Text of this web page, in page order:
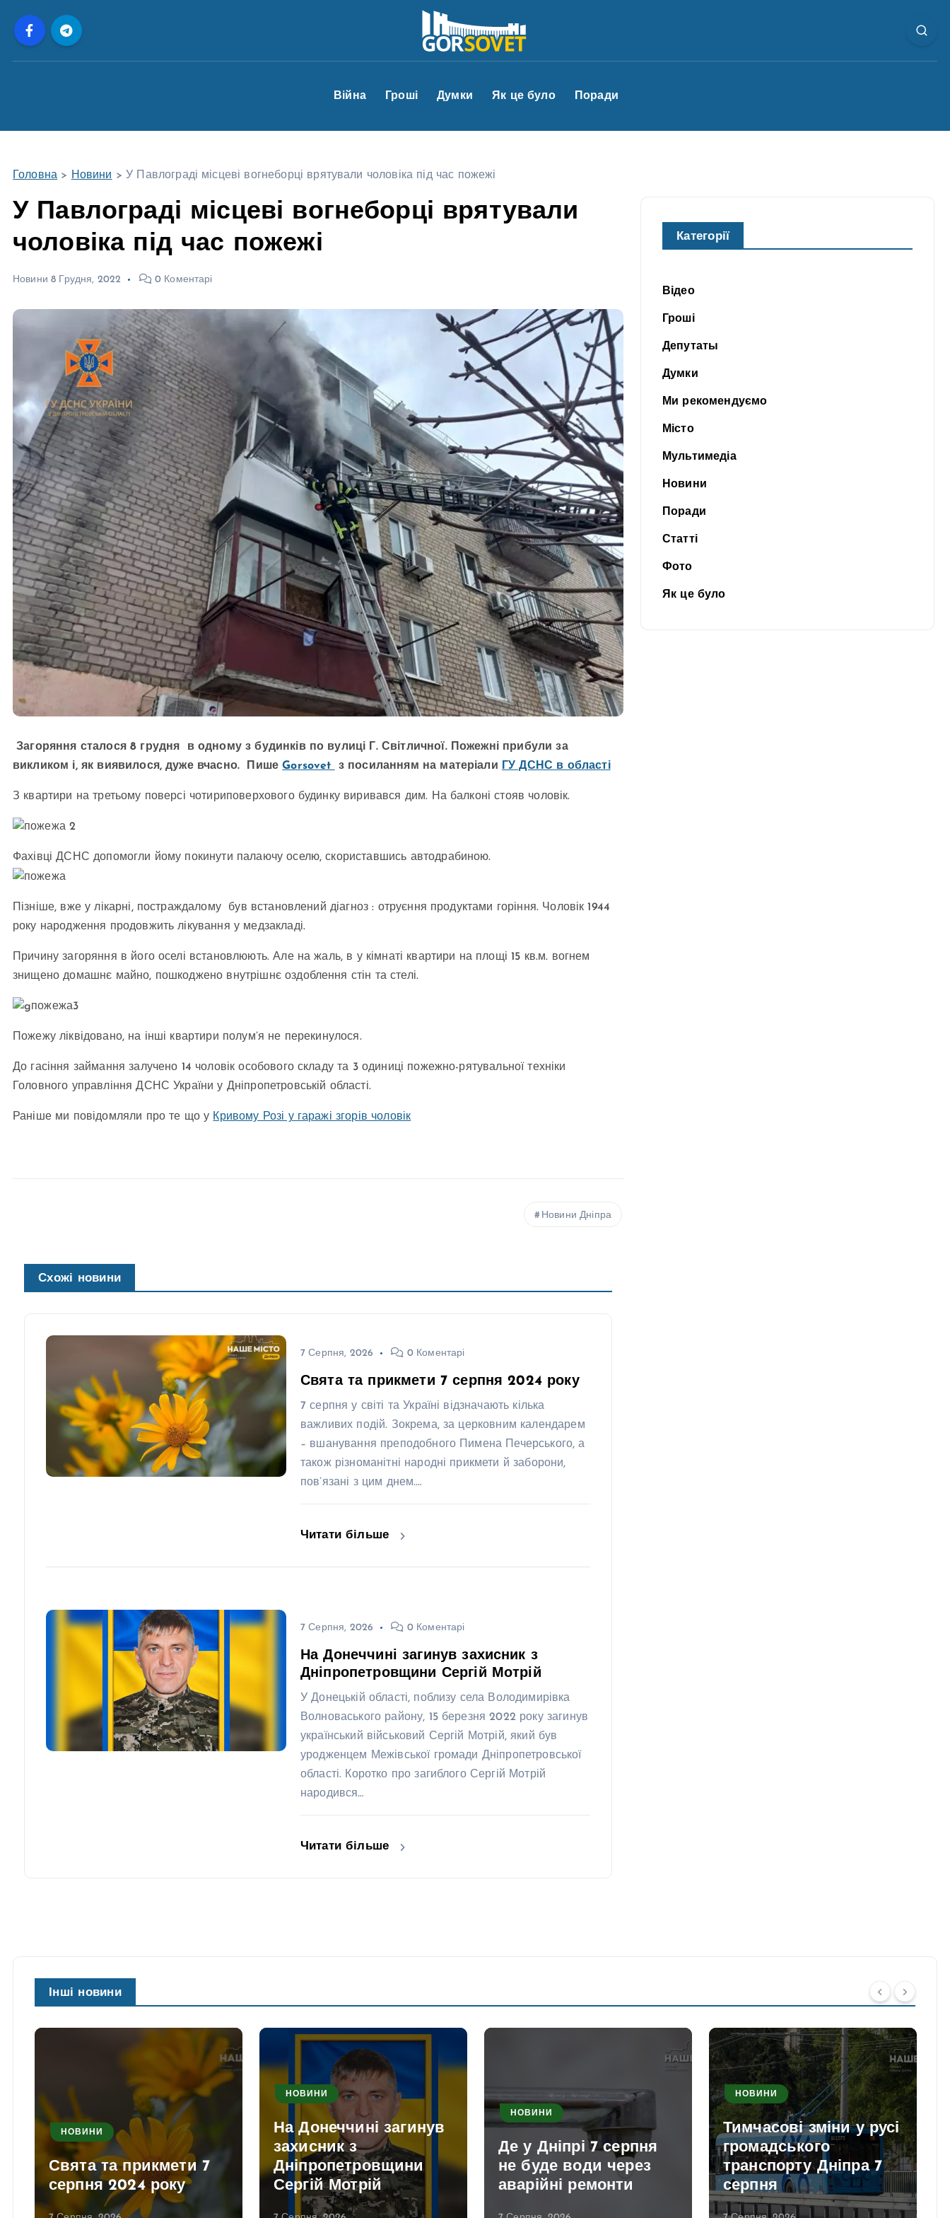
Війна Гроші Думки Як це було Поради
Головна > Новини > У Павлограді місцеві вогнеборці врятували чоловіка під час пожежі
У Павлограді місцеві вогнеборці врятували
чоловіка під час пожежі
Новини 8 Грудня, 2022 0 Коментарі
Загоряння сталося 8 грудня в одному з будинків по вулиці Г. Світличної. Пожежні прибули за
викликом і, як виявилося, дуже вчасно. ПишеGorsovet з посиланням на матеріали ГУ ДСНС в області
З квартири на третьому поверсі чотириповерхового будинку виривався дим. На балконі стояв чоловік.
Фахівці ДСНС допомогли йому покинути палаючу оселю, скориставшись автодрабиною.
Пізніше, вже у лікарні, постраждалому був встановлений діагноз : отруєння продуктами горіння. Чоловік 1944
року народження продовжить лікування у медзакладі.
Причину загоряння в його оселі встановлюють. Але на жаль, в у кімнаті квартири на площі 15 кв.м. вогнем
знищено домашнє майно, пошкоджено внутрішнє оздоблення стін та стелі.
Пожежу ліквідовано, на інші квартири полум’я не перекинулося.
До гасіння займання залучено 14 чоловік особового складу та 3 одиниці пожежно-рятувальної техніки
Головного управління ДСНС України у Дніпропетровській області.
Раніше ми повідомляли про те що у Кривому Розі у гаражі згорів чоловік
Новини Дніпра
Схожі новини
7 Серпня, 2026 0 Коментарі
Свята та прикмети 7 серпня 2024 року
7 серпня у світі та Україні відзначають кілька
важливих подій. Зокрема, за церковним календарем
– вшанування преподобного Пимена Печерського, а
також різноманітні народні прикмети й заборони,
пов’язані з цим днем.…
Читати більше
7 Серпня, 2026 0 Коментарі
На Донеччині загинув захисник з
Дніпропетровщини Сергій Мотрій
У Донецькій області, поблизу села Володимирівка
Волноваського району, 15 березня 2022 року загинув
український військовий Сергій Мотрій, який був
уродженцем Межівської громади Дніпропетровської
області. Коротко про загиблого Сергій Мотрій
народився…
Читати більше
Категорії
Відео
Гроші
Депутаты
Думки
Ми рекомендуємо
Місто
Мультимедіа
Новини
Поради
Статті
Фото
Як це було
Інші новини
НОВИНИ
Свята та прикмети 7
серпня 2024 року
НОВИНИ
На Донеччині загинув
захисник з
Дніпропетровщини
Сергій Мотрій
НОВИНИ
Де у Дніпрі 7 серпня
не буде води через
аварійні ремонти
НОВИНИ
Тимчасові зміни у русі
громадського
транспорту Дніпра 7
серпня